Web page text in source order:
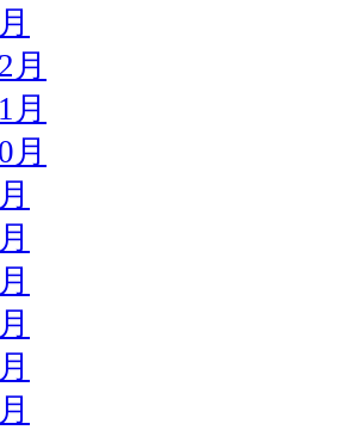
月
月
月